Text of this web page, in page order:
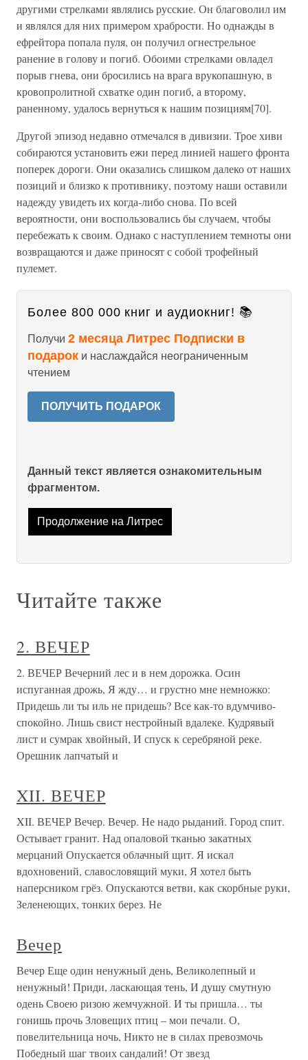
другими стрелками являлись русские. Он благоволил им
и являлся для них примером храбрости. Но однажды в
ефрейтора попала пуля, он получил огнестрельное
ранение в голову и погиб. Обоими стрелками овладел
порыв гнева, они бросились на врага врукопашную, в
кровопролитной схватке один погиб, а второму,
раненному, удалось вернуться к нашим позициям[70].
Другой эпизод недавно отмечался в дивизии. Трое хиви
собираются установить ежи перед линией нашего фронта
поперек дороги. Они оказались слишком далеко от наших
позиций и близко к противнику, поэтому наши оставили
надежду увидеть их когда-либо снова. По всей
вероятности, они воспользовались бы случаем, чтобы
перебежать к своим. Однако с наступлением темноты они
возвращаются и даже приносят с собой трофейный
пулемет.
Более 800 000 книг и аудиокниг! 📚
Получи 2 месяца Литрес Подписки в
подарок и наслаждайся неограниченным
чтением
ПОЛУЧИТЬ ПОДАРОК
Данный текст является ознакомительным
фрагментом.
Продолжение на Литрес
Читайте также
2. ВЕЧЕР
2. ВЕЧЕР Вечерний лес и в нем дорожка. Осин
испуганная дрожь, Я жду… и грустно мне немножко:
Придешь ли ты иль не придешь? Все как-то вдумчиво-
спокойно. Лишь свист нестройный вдалеке. Кудрявый
лист и сумрак хвойный, И спуск к серебряной реке.
Орешник лапчатый и
XII. ВЕЧЕР
XII. ВЕЧЕР Вечер. Вечер. Не надо рыданий. Город спит.
Остывает гранит. Над опаловой тканью закатных
мерцаний Опускается облачный щит. Я искал
вдохновений, славословящий муки, Я хотел быть
наперсником грёз. Опускаются ветви, как скорбные руки,
Зеленеющих, тонких берез. Не
Вечер
Вечер Еще один ненужный день, Великолепный и
ненужный! Приди, ласкающая тень, И душу смутную
одень Своею ризою жемчужной. И ты пришла… ты
гонишь прочь Зловещих птиц – мои печали. О,
повелительница ночь, Никто не в силах превозмочь
Победный шаг твоих сандалий! От звезд